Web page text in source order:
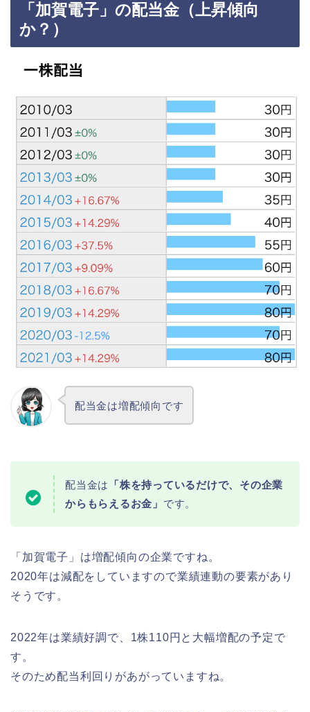
「加賀電子」の配当金（上昇傾向
か？）
配当金は増配傾向です
配当金は
「株を持っているだけで、その企業
からもらえるお金」 です。
「加賀電子」は増配傾向の企業ですね。
2020年は減配をしていますので業績連動の要素があり
そうです。
2022年は業績好調で、1株110円と大幅増配の予定で
す。
そのため配当利回りがあがっていますね。